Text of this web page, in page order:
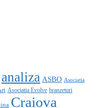
analiza ASBO Asociatia
Asociatia Evolve branzeturi
Craiova